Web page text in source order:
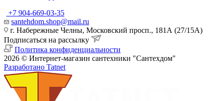
+7 904-669-03-35
santehdom.shop@mail.ru
г. Набережные Челны, Московский просп., 181А (27/15А)
Подписаться на рассылку
Политика конфиденциальности
2026 © Интернет-магазин сантехники "Сантехдом"
Разработано Tatnet